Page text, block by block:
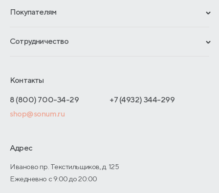
Гарантии
Отзывы покупателей
Покупателям
Обмен и возврат
Как оформить заказ
Адреса магазинов
Договор-оферты
Сотрудничество
Отельерам
Оптовые продажи
О производстве
Контакты
8 (800) 700-34-29
+7 (4932) 344-299
shop@sonum.ru
Адрес
Иваново пр. Текстильщиков, д. 125
Ежедневно с 9:00 до 20:00